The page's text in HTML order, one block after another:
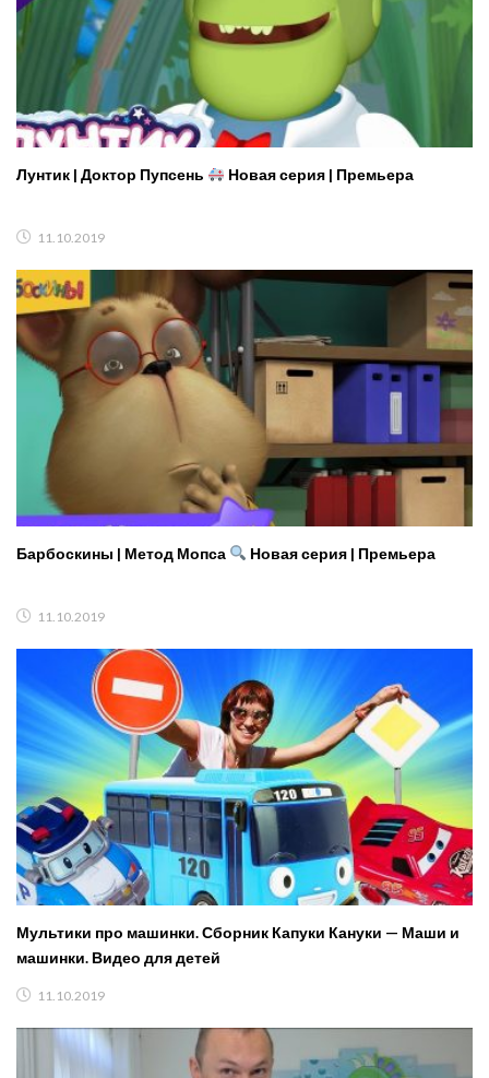
Лунтик | Доктор Пупсень Новая серия | Премьера
11.10.2019
Барбоскины | Метод Мопса Новая серия | Премьера
11.10.2019
Мультики про машинки. Сборник Капуки Кануки — Маши и
машинки. Видео для детей
11.10.2019